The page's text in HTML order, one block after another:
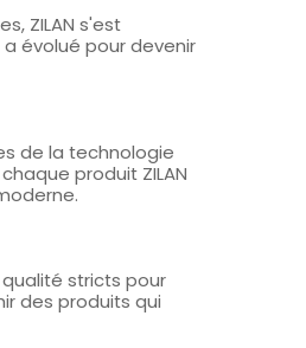
ZILAN s'est
évolué pour devenir
de la technologie
produit ZILAN
stricts pour
des produits qui